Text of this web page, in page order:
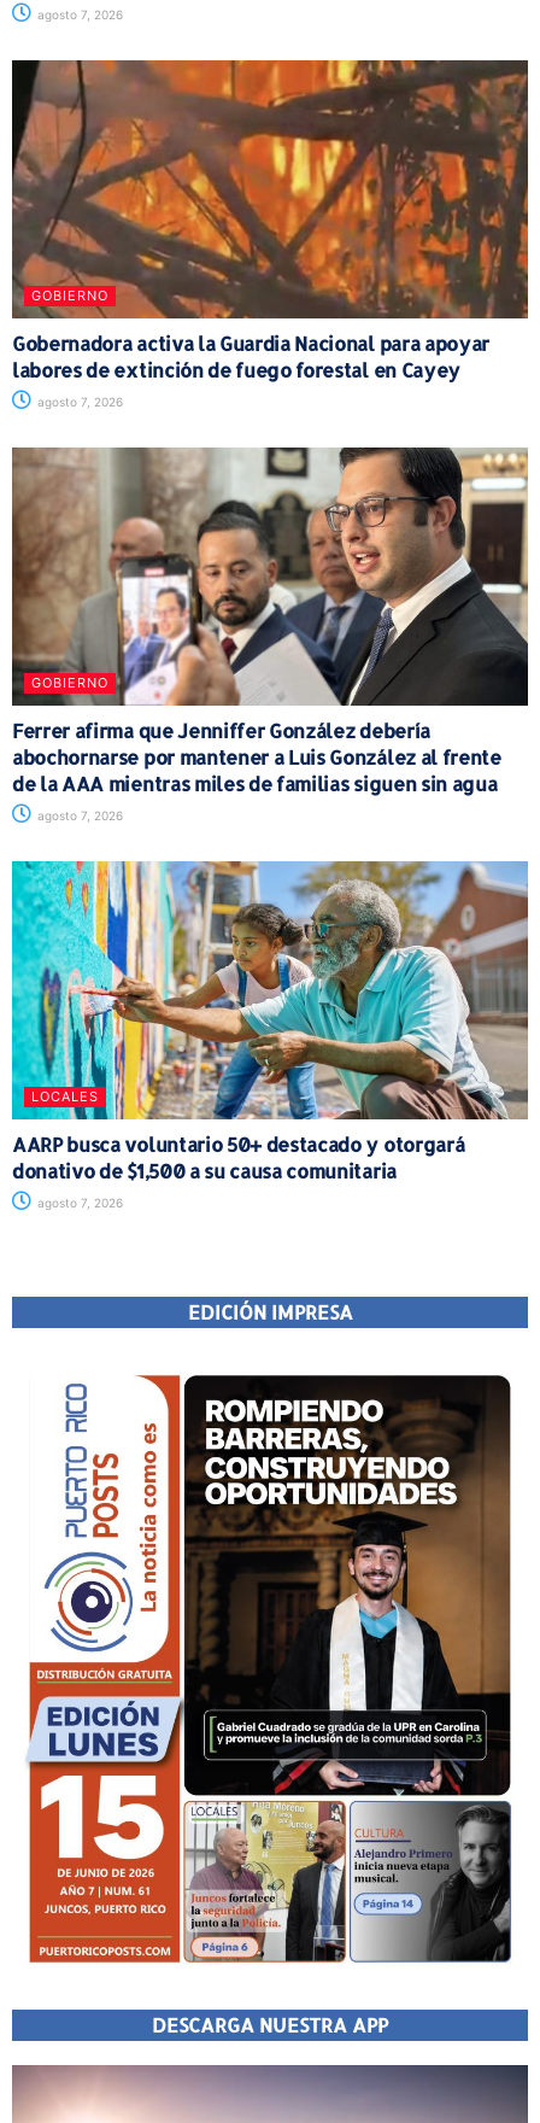
agosto 7, 2026
GOBIERNO
Gobernadora activa la Guardia Nacional para apoyar
labores de extinción de fuego forestal en Cayey
agosto 7, 2026
GOBIERNO
Ferrer afirma que Jenniffer González debería
abochornarse por mantener a Luis González al frente
de la AAA mientras miles de familias siguen sin agua
agosto 7, 2026
LOCALES
AARP busca voluntario 50+ destacado y otorgará
donativo de $1,500 a su causa comunitaria
agosto 7, 2026
EDICIÓN IMPRESA
DESCARGA NUESTRA APP